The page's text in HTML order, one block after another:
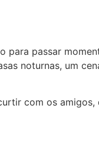
para passar
noturnas, um
com os amigos,